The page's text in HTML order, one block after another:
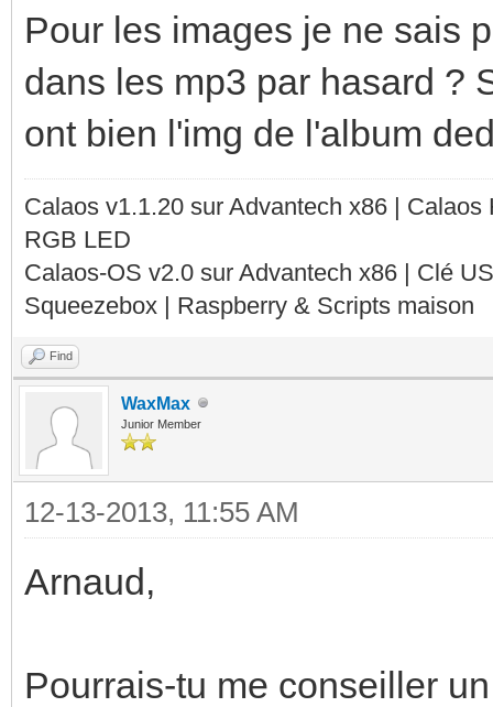
Pour les images je ne sais
dans les mp3 par hasard ?
ont bien l'img de l'album
Calaos v1.1.20 sur Advantech x86 |
RGB LED
Calaos-OS v2.0 sur Advantech x86 | Clé
Squeezebox | Raspberry & Scripts maison
Find
WaxMax
Junior Member
12-13-2013, 11:55 AM
Arnaud,
Pourrais-tu me conseiller